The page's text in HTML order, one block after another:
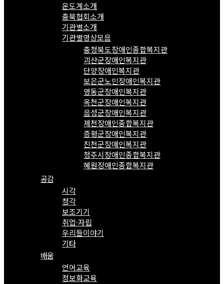
온도계소개
충북협회소개
기관별소개
기관별영상모음
충청북도장애인종합복지관
괴산군장애인복지관
단양장애인복지관
보은군노인장애인복지관
영동군장애인복지관
옥천군장애인복지관
음성군장애인복지관
제천장애인종합복지관
증평군장애인복지관
진천군장애인복지관
청주시장애인종합복지관
혜원장애인종합복지관
공감
시각
청각
보조기기
취업·자립
우리들이야기
기타
배움
언어교육
정보화교육